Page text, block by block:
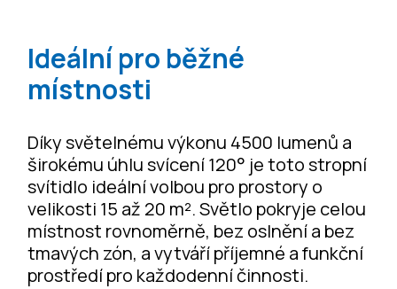
Ideální pro běžné
místnosti
Díky světelnému výkonu 4500 lumenů a
širokému úhlu svícení 120° je toto stropní
svítidlo ideální volbou pro prostory o
velikosti 15 až 20 m². Světlo pokryje celou
místnost rovnoměrně, bez oslnění a bez
tmavých zón, a vytváří příjemné a funkční
prostředí pro každodenní činnosti.